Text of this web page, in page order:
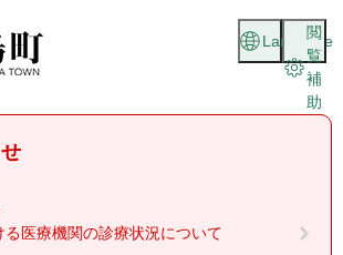
閲
覧
補
助
Language
る医療機関の診療状況について